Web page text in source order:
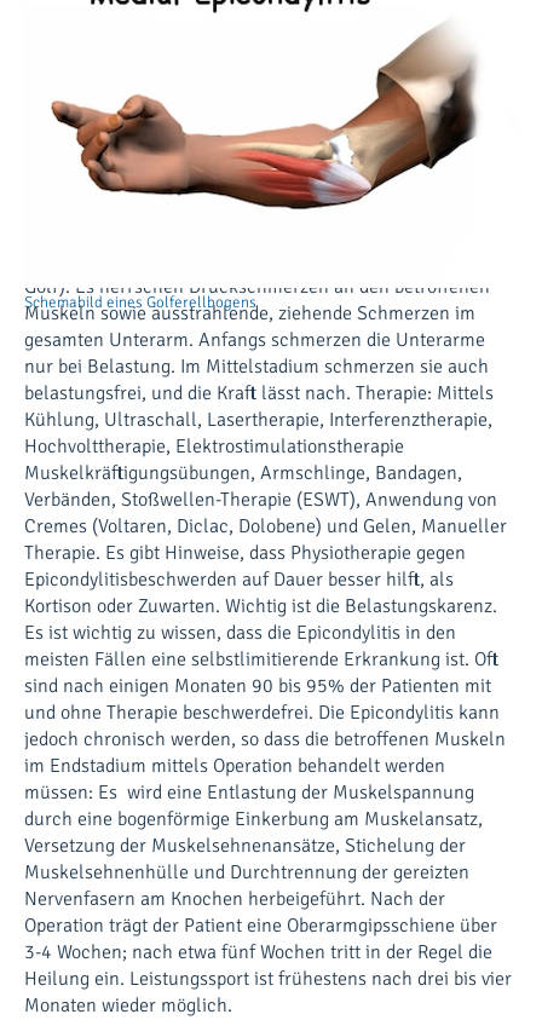
Schemabild eines Golferellbogens
Eine Epicondylitis entsteht durch Überanspruchung der
Unterarmmuskulatur, das heißt durch extreme oder
dauernd wiederkehrende Bewegungen. Die dadurch zur
Winkeloptimierung des Muskelansatzes eintretende
Knochensubstanzanlagerung dehnt vermutlich die
Knochenhaut. Mögliche Auslöser sind beispielsweise
Golf). Es herrschen Druckschmerzen an den betroffenen
Muskeln sowie ausstrahlende, ziehende Schmerzen im
gesamten Unterarm. Anfangs schmerzen die Unterarme
nur bei Belastung. Im Mittelstadium schmerzen sie auch
belastungsfrei, und die Kraft lässt nach. Therapie: Mittels
Kühlung, Ultraschall, Lasertherapie, Interferenztherapie,
Hochvolttherapie, Elektrostimulationstherapie
Muskelkräftigungsübungen, Armschlinge, Bandagen,
Verbänden, Stoßwellen-Therapie (ESWT), Anwendung von
Cremes (Voltaren, Diclac, Dolobene) und Gelen, Manueller
Therapie. Es gibt Hinweise, dass Physiotherapie gegen
Epicondylitisbeschwerden auf Dauer besser hilft, als
Kortison oder Zuwarten. Wichtig ist die Belastungskarenz.
Es ist wichtig zu wissen, dass die Epicondylitis in den
meisten Fällen eine selbstlimitierende Erkrankung ist. Oft
sind nach einigen Monaten 90 bis 95% der Patienten mit
und ohne Therapie beschwerdefrei. Die Epicondylitis kann
jedoch chronisch werden, so dass die betroffenen Muskeln
im Endstadium mittels Operation behandelt werden
müssen: Es wird eine Entlastung der Muskelspannung
durch eine bogenförmige Einkerbung am Muskelansatz,
Versetzung der Muskelsehnenansätze, Stichelung der
Muskelsehnenhülle und Durchtrennung der gereizten
Nervenfasern am Knochen herbeigeführt. Nach der
Operation trägt der Patient eine Oberarmgipsschiene über
3-4 Wochen; nach etwa fünf Wochen tritt in der Regel die
Heilung ein. Leistungssport ist frühestens nach drei bis vier
Monaten wieder möglich.